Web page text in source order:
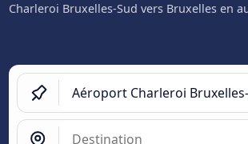
Charleroi Bruxelles-Sud vers Bruxelles en